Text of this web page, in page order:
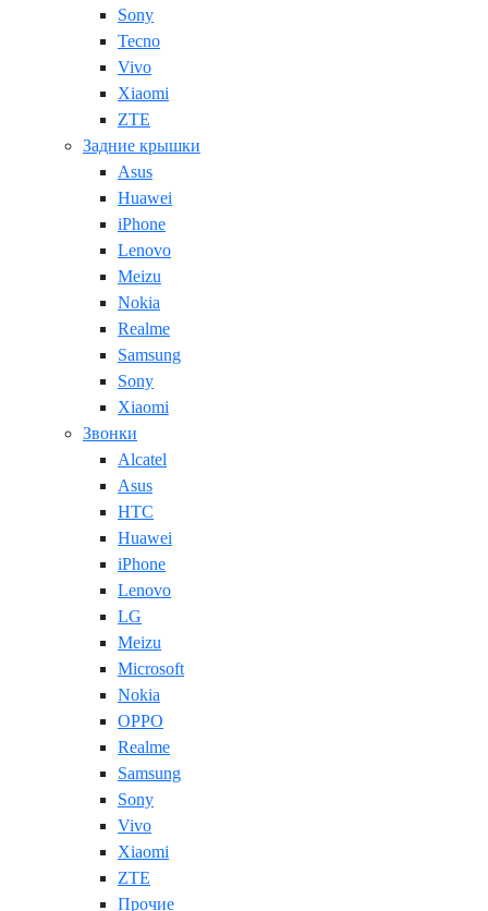
Sony
Tecno
Vivo
Xiaomi
ZTE
Задние крышки
Asus
Huawei
iPhone
Lenovo
Meizu
Nokia
Realme
Samsung
Sony
Xiaomi
Звонки
Alcatel
Asus
HTC
Huawei
iPhone
Lenovo
LG
Meizu
Microsoft
Nokia
OPPO
Realme
Samsung
Sony
Vivo
Xiaomi
ZTE
Прочие